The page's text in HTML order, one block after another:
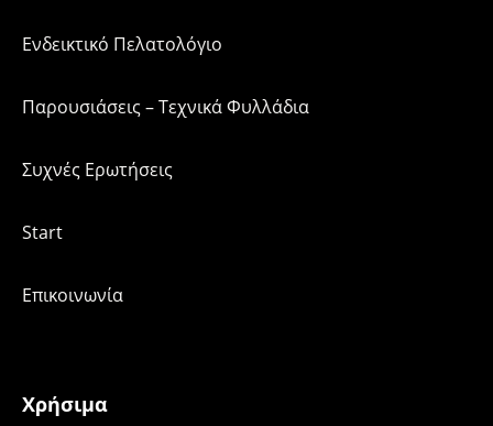
Ενδεικτικό Πελατολόγιο
Παρουσιάσεις – Τεχνικά Φυλλάδια
Συχνές Ερωτήσεις
Start
Επικοινωνία
Χρήσιμα